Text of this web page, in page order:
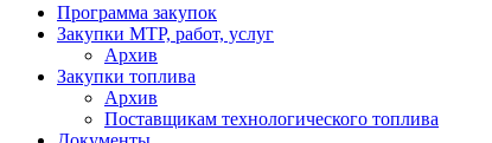
Программа закупок
Закупки МТР, работ, услуг
Архив
Закупки топлива
Архив
Поставщикам технологического топлива